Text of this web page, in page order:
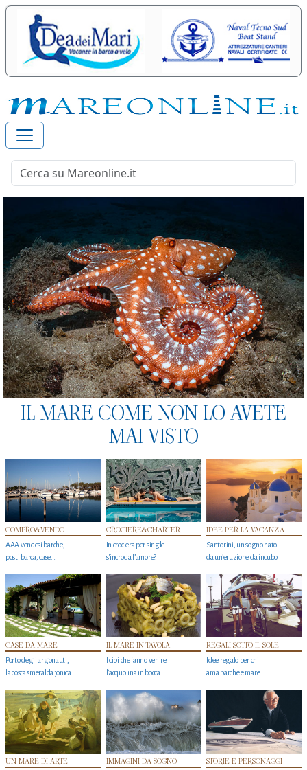
IL MARE COME NON LO AVETE
MAI VISTO
COMPRO&VENDO
AAA vendesi barche,
posti barca, case…
CROCIERE&CHARTER
In crociera per single
s'incrocia l’amore?
IDEE PER LA VACANZA
Santorini, un sogno nato
da un’eruzione da incubo
CASE DA MARE
Porto degli argonauti,
la costa smeralda jonica
IL MARE IN TAVOLA
I cibi che fanno venire
l’acquolina in bocca
REGALI SOTTO IL SOLE
Idee regalo per chi
ama barche e mare
UN MARE DI ARTE IMMAGINI DA SOGNO STORIE E PERSONAGGI